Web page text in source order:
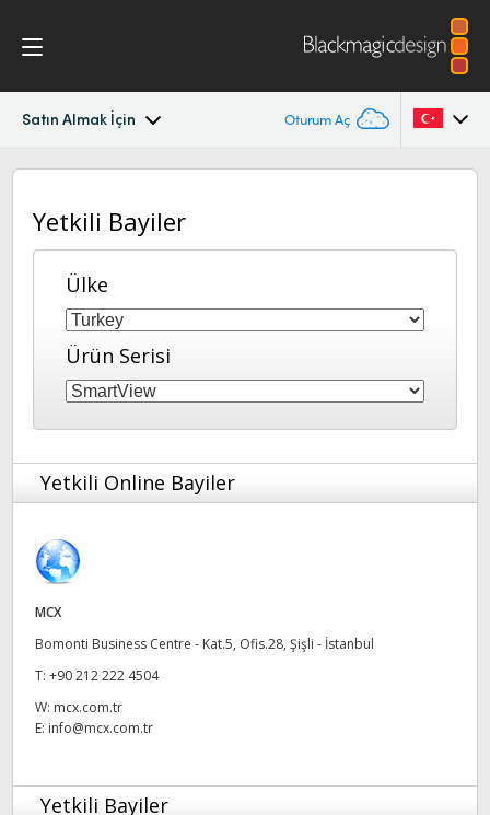
Satın Almak İçin Oturum Aç
SmartView
Tasarım
Skoplar
Teknik
Australia
Austria
Brazil
Canada
Denmark
Hong Kong SAR, China
India
Japan
Yetkili Bayiler
Ülke
Ürün Serisi
Yetkili Online Bayiler
MCX
Bomonti Business Centre - Kat.5, Ofis.28, Şişli - İstanbul
T: +90 212 222 4504
W: mcx.com.tr
E: info@mcx.com.tr
Yetkili Bayiler